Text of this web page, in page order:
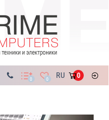
0 0 RU 0